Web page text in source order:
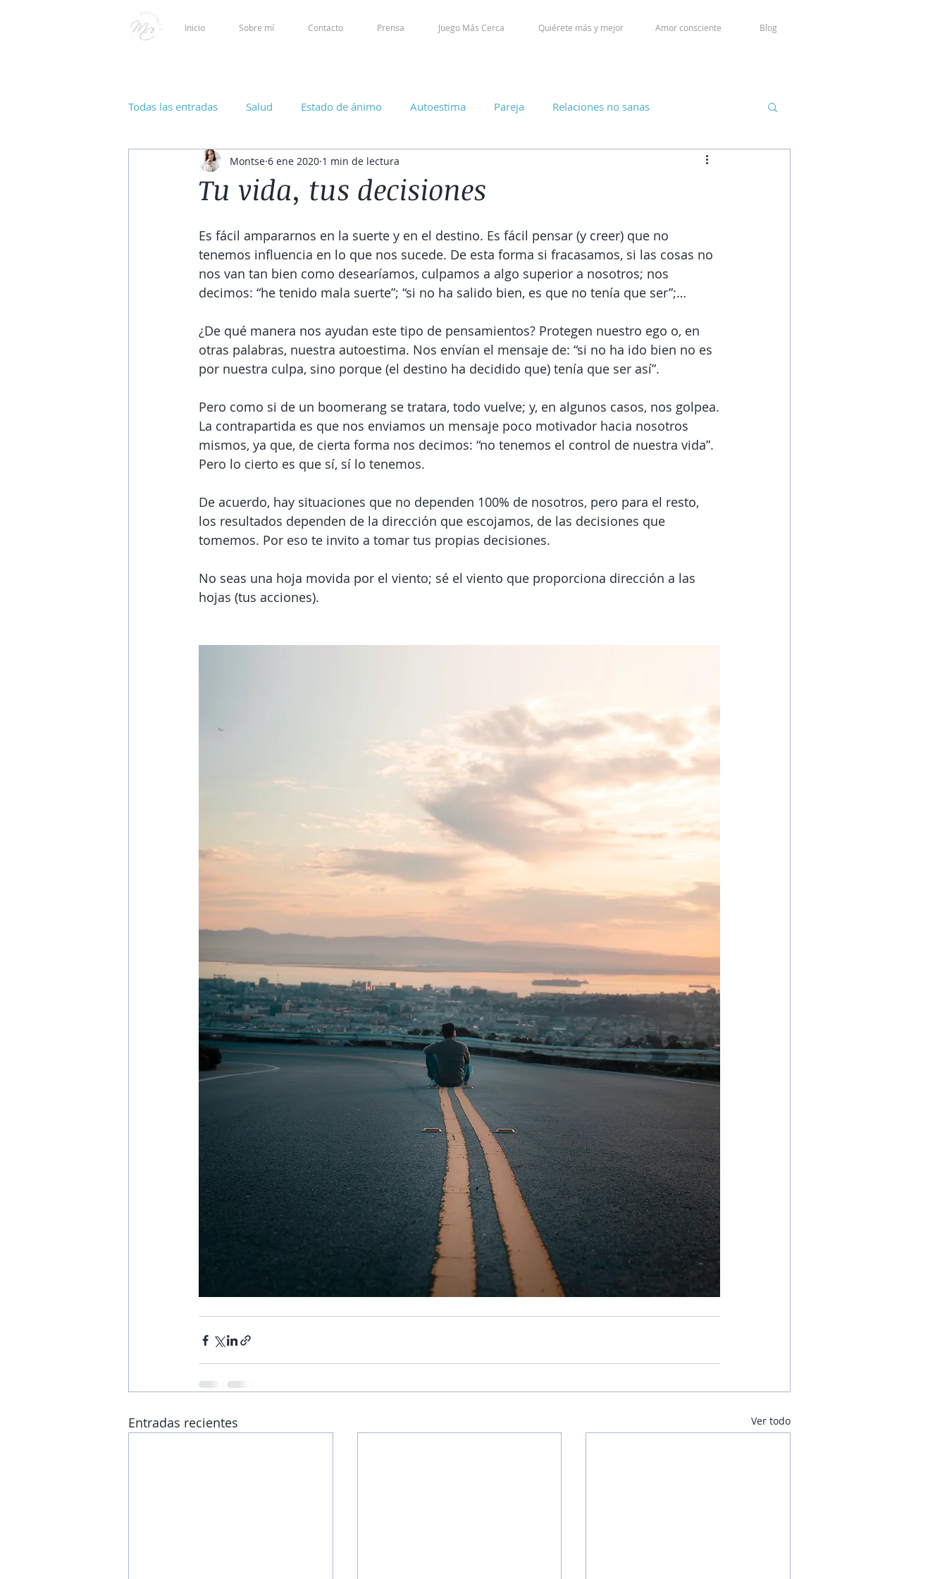
Inicio Sobre mí Contacto Prensa Juego Más Cerca Quiérete más y mejor Amor consciente Blog
Todas las entradas Salud Estado de ánimo Autoestima Pareja Relaciones no sanas
Tu vida, tus decisiones
Montse 6 ene 2020 1 min de lectura
Es fácil ampararnos en la suerte y en el destino. Es fácil pensar (y creer) que no
tenemos influencia en lo que nos sucede. De esta forma si fracasamos, si las cosas no
nos van tan bien como desearíamos, culpamos a algo superior a nosotros; nos
decimos: “he tenido mala suerte”; “si no ha salido bien, es que no tenía que ser”;…
¿De qué manera nos ayudan este tipo de pensamientos? Protegen nuestro ego o, en
otras palabras, nuestra autoestima. Nos envían el mensaje de: “si no ha ido bien no es
por nuestra culpa, sino porque (el destino ha decidido que) tenía que ser así”.
Pero como si de un boomerang se tratara, todo vuelve; y, en algunos casos, nos golpea.
La contrapartida es que nos enviamos un mensaje poco motivador hacia nosotros
mismos, ya que, de cierta forma nos decimos: “no tenemos el control de nuestra vida”.
Pero lo cierto es que sí, sí lo tenemos.
De acuerdo, hay situaciones que no dependen 100% de nosotros, pero para el resto,
los resultados dependen de la dirección que escojamos, de las decisiones que
tomemos. Por eso te invito a tomar tus propias decisiones.
No seas una hoja movida por el viento; sé el viento que proporciona dirección a las
hojas (tus acciones).
Entradas recientes Ver todo